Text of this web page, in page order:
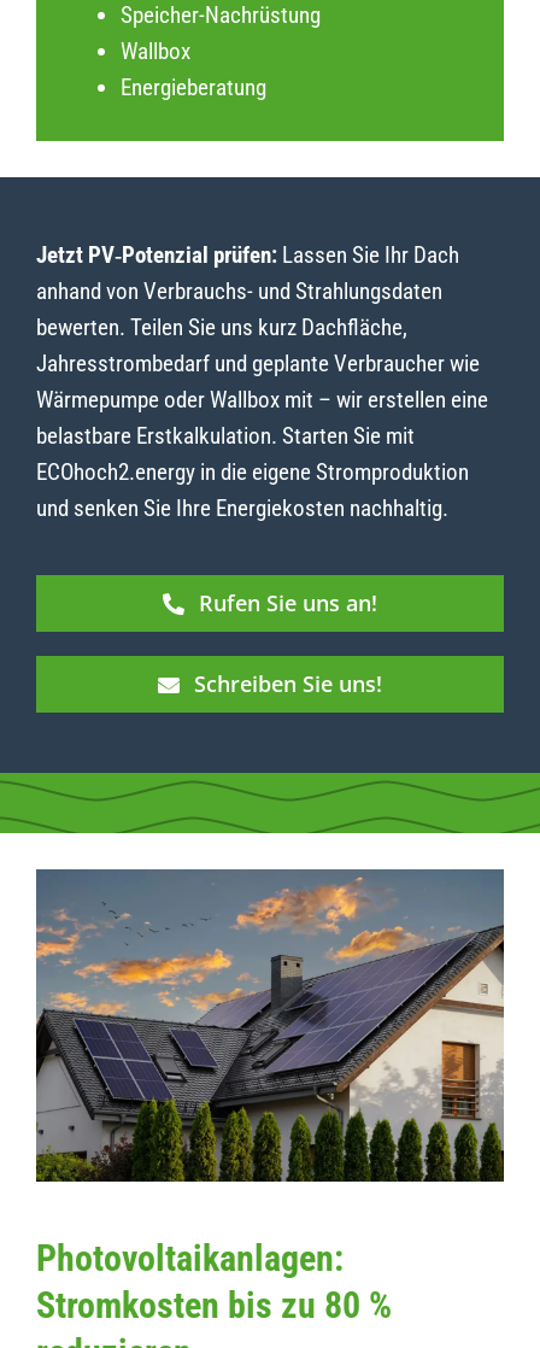
Speicher-Nachrüstung
Wallbox
Energieberatung
Jetzt PV‑Potenzial prüfen:Lassen Sie Ihr Dach
anhand von Verbrauchs- und Strahlungsdaten
bewerten. Teilen Sie uns kurz Dachfläche,
Jahresstrombedarf und geplante Verbraucher wie
Wärmepumpe oder Wallbox mit – wir erstellen eine
belastbare Erstkalkulation. Starten Sie mit
ECOhoch2.energy in die eigene Stromproduktion
und senken Sie Ihre Energiekosten nachhaltig.
Rufen Sie uns an!
Schreiben Sie uns!
Photovoltaikanlagen:
Stromkosten bis zu 80 %